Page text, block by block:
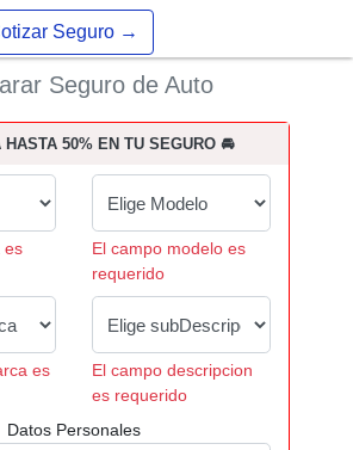
Seguro →
Seguro de Auto
HASTA 50% EN TU SEGURO 🚘
es
El campo modelo es
requerido
es
El campo descripcion
es requerido
Datos Personales